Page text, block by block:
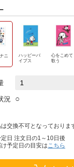
ニ
ハッピーバ
イブス
心をこめて
歌う
況 ○
交換不可となっておりま
日 注文日の1～10日後
予定日の目安はこちら